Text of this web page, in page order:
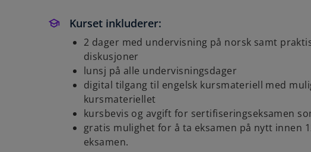
Kurset inkluderer:
2 dager med undervisning på norsk samt
diskusjoner
lunsj på alle undervisningsdager
digital tilgang til engelsk kursmateriell med
kursmateriellet
kursbevis og avgift for sertifiseringseksamen
gratis mulighet for å ta eksamen på nytt innen
eksamen.